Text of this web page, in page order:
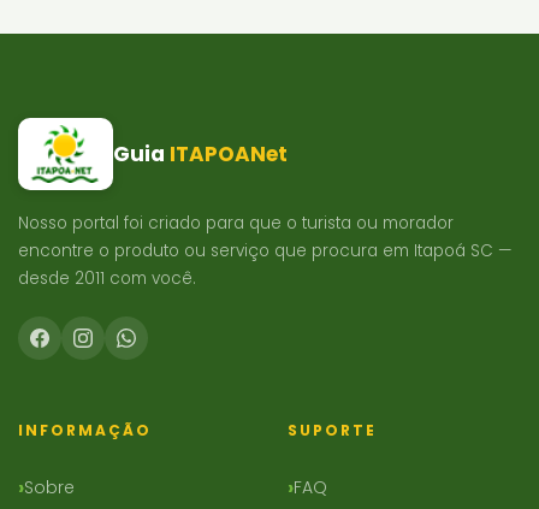
Guia ITAPOANet
Nosso portal foi criado para que o turista ou morador
encontre o produto ou serviço que procura em Itapoá SC —
desde 2011 com você.
INFORMAÇÃO
Sobre
SUPORTE
FAQ